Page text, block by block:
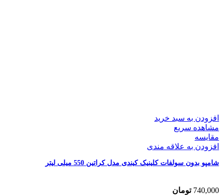
افزودن به سبد خرید
مشاهده سریع
مقایسه
افزودن به علاقه مندی
شامپو بدون سولفات کلینیک کیندی مدل کراتین 550 میلی لیتر
740,000 تومان